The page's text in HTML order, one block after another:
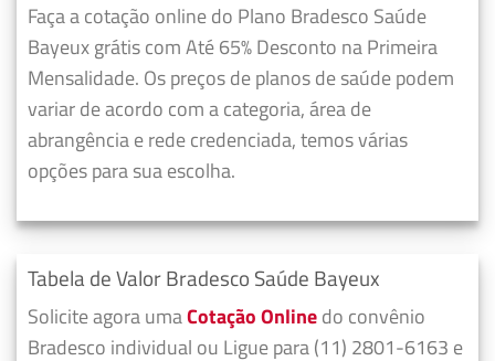
Faça a cotação online do Plano Bradesco Saúde
Bayeux grátis com Até 65% Desconto na Primeira
Mensalidade. Os preços de planos de saúde podem
variar de acordo com a categoria, área de
abrangência e rede credenciada, temos várias
opções para sua escolha.
Tabela de Valor Bradesco Saúde Bayeux
Solicite agora umaCotação Onlinedo convênio
Bradesco individual ou Ligue para (11) 2801-6163 e